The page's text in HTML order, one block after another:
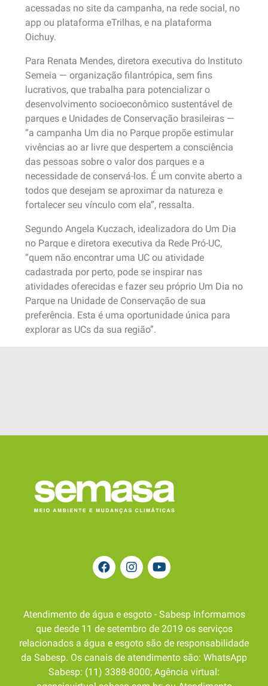
acessadas no site da campanha, na rede social, no
app ou plataforma eTrilhas, e na plataforma
Oichuy.
Para Renata Mendes, diretora executiva do Instituto
Semeia — organização filantrópica, sem fins
lucrativos, que trabalha para potencializar o
desenvolvimento socioeconômico sustentável de
parques e Unidades de Conservação brasileiras —
“a campanha Um dia no Parque propõe estimular
vivências ao ar livre que despertem a consciência
das pessoas sobre o valor dos parques e a
necessidade de conservá-los. É um convite aberto a
todos que desejam se aproximar da natureza e
fortalecer seu vínculo com ela”, ressalta.
Segundo Angela Kuczach, idealizadora do Um Dia
no Parque e diretora executiva da Rede Pró-UC,
“quem não encontrar uma UC ou atividade
cadastrada por perto, pode se inspirar nas
atividades oferecidas e fazer seu próprio Um Dia no
Parque na Unidade de Conservação de sua
preferência. Esta é uma oportunidade única para
explorar as UCs da sua região”.
Atendimento de água e esgoto - Sabesp Informamos
que desde 11 de setembro de 2019 os serviços
relacionados a água e esgoto são de responsabilidade
da Sabesp. Os canais de atendimento são: WhatsApp
Sabesp: (11) 3388-8000; Agência virtual: